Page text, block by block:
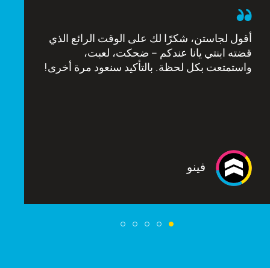
أقول لجاستن، شكرًا لك على الوقت الرائع الذي
قضته ابنتي يانا عندكم – ضحكت، لعبت،
واستمتعت بكل لحظة. بالتأكيد سنعود مرة أخرى!
فينو